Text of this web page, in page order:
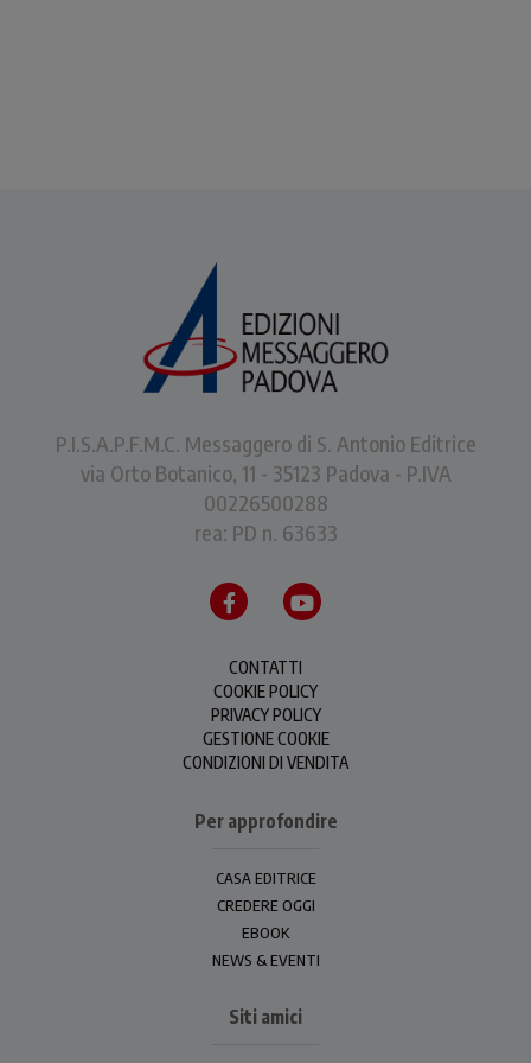
P.I.S.A.P.F.M.C. Messaggero di S. Antonio Editrice
via Orto Botanico, 11 - 35123 Padova - P.IVA
00226500288
rea: PD n. 63633
CONTATTI
COOKIE POLICY
PRIVACY POLICY
GESTIONE COOKIE
CONDIZIONI DI VENDITA
Per approfondire
CASA EDITRICE
CREDERE OGGI
EBOOK
NEWS & EVENTI
Siti amici